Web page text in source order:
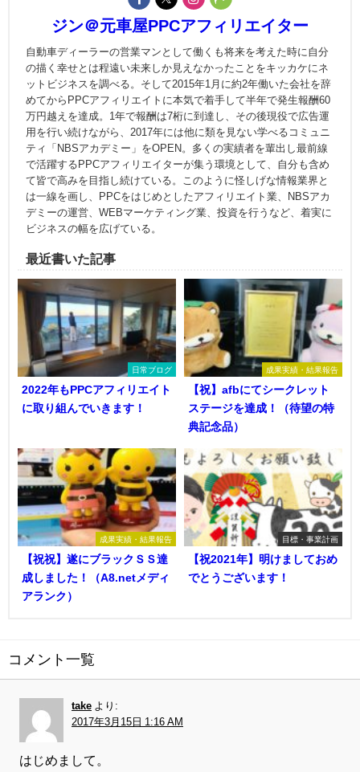
ジン＠元車屋PPCアフィリエイター
自動車ディーラーの営業マンとして働くも将来を考えた時に自分
の描く幸せとは程遠い未来しか見えなかったことをキッカケにネ
ットビジネスを調べる。そして2015年1月に約2年働いた会社を辞
めてからPPCアフィリエイトに本気で着手して半年で発生報酬60
万円越えを達成。1年で報酬は7桁に到達し、その後現役で広告運
用を行い続けながら、2017年には他に類を見ない学べるコミュニ
ティ「NBSアカデミー」をOPEN。多くの実績者を輩出し最前線
で活躍するPPCアフィリエイターが集う環境として、自分も含め
て皆で高みを目指し続けている。このように怪しげな情報業界と
は一線を画し、PPCをはじめとしたアフィリエイト業、NBSアカ
デミーの運営、WEBマーケティング業、投資を行うなど、着実に
ビジネスの幅を広げている。
最近書いた記事
日常ブログ
2022年もPPCアフィリエイト
に取り組んでいきます！
成果実績・結果報告
【祝】afbにてシークレット
ステージを達成！（待望の特
典記念品）
成果実績・結果報告
【祝祝】遂にブラックＳＳ達
成しました！（A8.netメディ
アランク）
目標・事業計画
【祝2021年】明けましておめ
でとうございます！
コメント一覧
take より:
2017年3月15日 1:16 AM
はじめまして。